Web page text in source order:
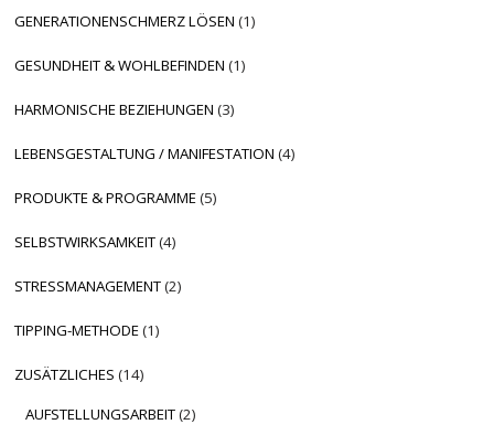
GENERATIONENSCHMERZ LÖSEN (1)
GESUNDHEIT & WOHLBEFINDEN (1)
HARMONISCHE BEZIEHUNGEN (3)
LEBENSGESTALTUNG / MANIFESTATION (4)
PRODUKTE & PROGRAMME(5)
SELBSTWIRKSAMKEIT(4)
STRESSMANAGEMENT(2)
TIPPING-METHODE(1)
ZUSÄTZLICHES (14)
AUFSTELLUNGSARBEIT(2)